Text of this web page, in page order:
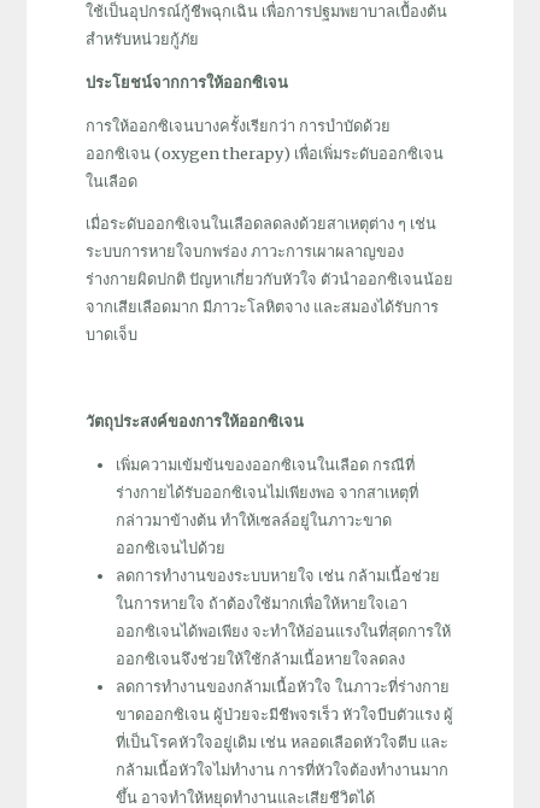
ใช้เป็นอุปกรณ์กู้ชีพฉุกเฉิน เพื่อการปฐมพยาบาลเบื้องต้น
สำหรับหน่วยกู้ภัย
ประโยชน์จากการให้ออกซิเจน
การให้ออกซิเจนบางครั้งเรียกว่า การบำบัดด้วย
ออกซิเจน (oxygen therapy) เพื่อเพิ่มระดับออกซิเจน
ในเลือด
เมื่อระดับออกซิเจนในเลือดลดลงด้วยสาเหตุต่าง ๆ เช่น
ระบบการหายใจบกพร่อง ภาวะการเผาผลาญของ
ร่างกายผิดปกติ ปัญหาเกี่ยวกับหัวใจ ตัวนำออกซิเจนน้อย
จากเสียเลือดมาก มีภาวะโลหิตจาง และสมองได้รับการ
บาดเจ็บ
วัตถุประสงค์ของการให้ออกซิเจน
เพิ่มความเข้มข้นของออกซิเจนในเลือด กรณีที่
ร่างกายได้รับออกซิเจนไม่เพียงพอ จากสาเหตุที่
กล่าวมาข้างต้น ทำให้เซลล์อยู่ในภาวะขาด
ออกซิเจนไปด้วย
ลดการทำงานของระบบหายใจ เช่น กล้ามเนื้อช่วย
ในการหายใจ ถ้าต้องใช้มากเพื่อให้หายใจเอา
ออกซิเจนได้พอเพียง จะทำให้อ่อนแรงในที่สุดการให้
ออกซิเจนจึงช่วยให้ใช้กล้ามเนื้อหายใจลดลง
ลดการทำงานของกล้ามเนื้อหัวใจ ในภาวะที่ร่างกาย
ขาดออกซิเจน ผู้ป่วยจะมีชีพจรเร็ว หัวใจบีบตัวแรง ผู้
ที่เป็นโรคหัวใจอยู่เดิม เช่น หลอดเลือดหัวใจตีบ และ
กล้ามเนื้อหัวใจไม่ทำงาน การที่หัวใจต้องทำงานมาก
ขึ้น อาจทำให้หยุดทำงานและเสียชีวิตได้